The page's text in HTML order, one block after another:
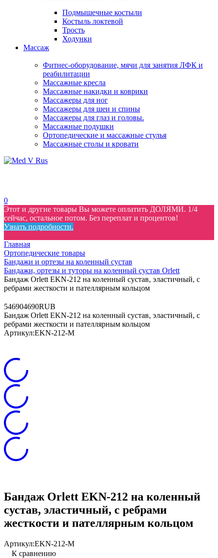
Подмышечные костыли
Костыль локтевой
Трость
Ходунки
Массаж
Фитнес-оборудование, мячи для занятия ЛФК и
реабилитации
Массажные кресла
Массажные накидки и коврики
Массажеры для ног
Массажеры для шеи и спины
Массажеры для глаз и головы.
Массажные подушки
Ортопедические и массажные стулья
Массажные столы и кровати
0
Этот и другие товары Вы можете оплатить ДОЛЯМИ. 1/4
сейчас, остальное потом. Без переплат и процентов!
Узнать подробности.
Главная
Ортопедические товары
Бандажи и ортезы на коленный сустав
Бандажи, ортезы и туторы на коленный сустав Orlett
Бандаж Orlett EKN-212 на коленный сустав, эластичный, с
ребрами жесткости и пателлярным кольцом
546904690RUB
Бандаж Orlett EKN-212 на коленный сустав, эластичный, с
ребрами жесткости и пателлярным кольцом
Артикул:EKN-212-M
Бандаж Orlett EKN-212 на коленный
сустав, эластичный, с ребрами
жесткости и пателлярным кольцом
Артикул:EKN-212-M
К сравнению